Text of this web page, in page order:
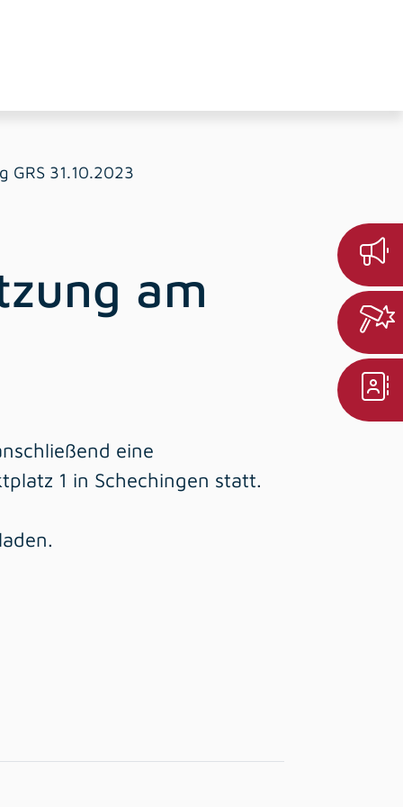
GRS 31.10.2023
am
eine
1 in Schechingen statt.